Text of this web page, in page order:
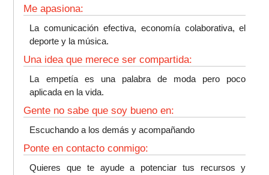
Me apasiona:
La comunicación efectiva, economía colaborativa, el
deporte y la música.
Una idea que merece ser compartida:
La empetía es una palabra de moda pero poco
aplicada en la vida.
Gente no sabe que soy bueno en:
Escuchando a los demás y acompañando
Ponte en contacto conmigo:
Quieres que te ayude a potenciar tus recursos y